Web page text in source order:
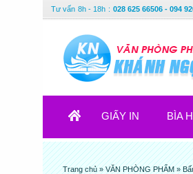
Tư vấn 8h - 18h : 028 625 66506 - 094
GIẤY IN BÌA
Trang chủ»VĂN PHÒNG PHẨM »